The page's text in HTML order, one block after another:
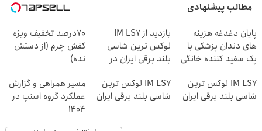
مطالب پیشنهادی
پایان دغدغه هزینه
های دندان پزشکی با
پک سفید کننده خانگی
بازدید از IM LS7
لوکس ترین شاسی
بلند برقی ایران در
70درصد تخفیف ویژه
کفش چرم (از دستش
نده)
IM LS7 لوکس ترین
شاسی بلند برقی ایران
IM LS7 لوکس ترین
شاسی بلند برقی ایران
مسیر همراهی و گزارش
عملکرد گروه اسنپ در
۱۴۰۴